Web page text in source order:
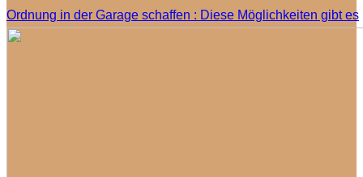
Ordnung in der Garage schaffen : Diese Möglichkeiten gibt es